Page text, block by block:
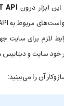
ابزار درون API
لازم برای
خود سایت و دیتابیس
آن را می‌بینید: